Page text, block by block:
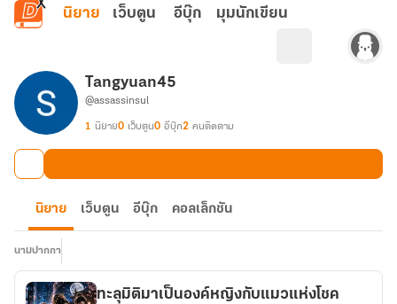
ข้ามไปยังเนื้อหาหลัก
นิยาย เว็บตูน อีบุ๊ก มุมนักเขียน
Tangyuan45
@assassinsul
1 นิยาย0 เว็บตูน0 อีบุ๊ก2 คนติดตาม
นิยาย เว็บตูน อีบุ๊ก คอลเล็กชัน
นามปากกา
ทะลุมิติมาเป็นองค์หญิงกับแมวแห่งโชค